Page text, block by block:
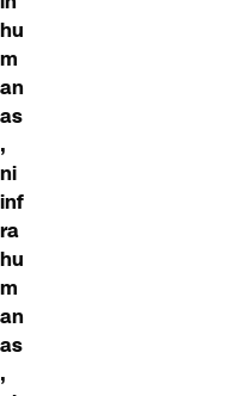
hu
m
an
as
,
ni
inf
ra
hu
m
an
as
,